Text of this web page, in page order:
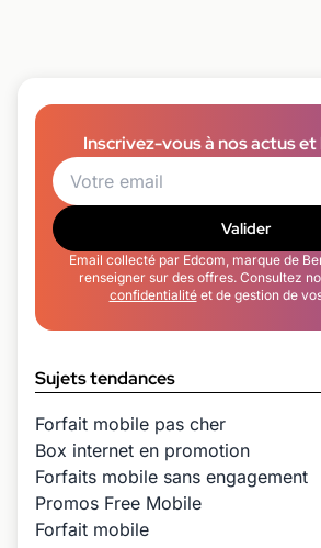
Inscrivez-vous à nos actus
Valider
Email collecté par Edcom, marque de
renseigner sur des offres. Consultez
confidentialitéet de gestion de
Sujets tendances
Forfait mobile pas cher
Box internet en promotion
Forfaits mobile sans engagement
Promos Free Mobile
Forfait mobile